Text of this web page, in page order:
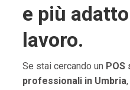
e più
lavoro.
Se stai cercando un POS
professionali in Umbria